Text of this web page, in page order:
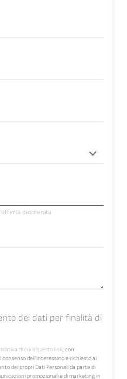
desiderata
dei dati per finalità di
di cui a questo link, con
dell’interessato è richiesto ai
dei propri Dati Personali da parte di
promozionali e di marketing in